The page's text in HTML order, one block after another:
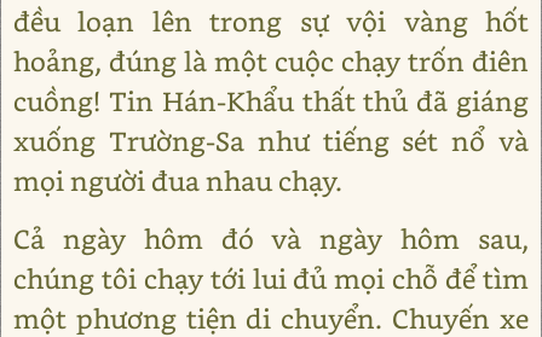
đều loạn lên trong sự vội vàng hốt
hoảng, đúng là một cuộc chạy trốn điên
cuồng! Tin Hán-Khẩu thất thủ đã giáng
xuống Trường-Sa như tiếng sét nổ và
mọi người đua nhau chạy.
Cả ngày hôm đó và ngày hôm sau,
chúng tôi chạy tới lui đủ mọi chỗ để tìm
một phương tiện di chuyển. Chuyến xe